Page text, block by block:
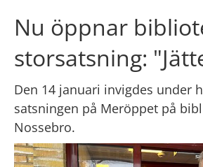
Nu öppnar
storsatsning:
Den 14 januari invigdes under
satsningen på Meröppet på
Nossebro.